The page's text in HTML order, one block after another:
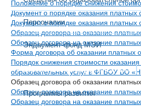
Персоналии
Эндаумент-фонд МЭИ
Развитие и сотрудничество
Программы развития
Положение о порядке снижения
Документ о порядке оказания платных
Документ о порядке оказания платных
Образец договора на оказание
Образец договора на оказание
Форма договора об оказании платных
Порядок снижения стоимости
образовательных услуг в ФГБОУ ВО
Образец договора об оказании
Образец договора на оказание
Образец договора на оказание